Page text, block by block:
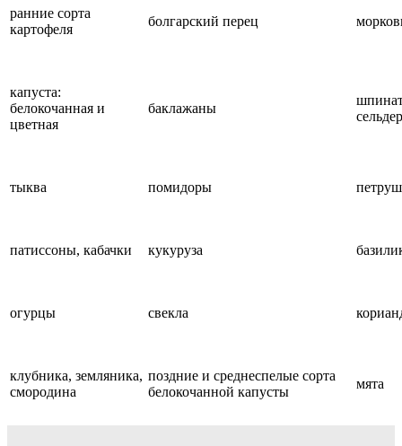
ранние сорта
картофеля
болгарский перец
капуста:
белокочанная и
цветная
баклажаны
тыква помидоры
патиссоны, кабачки кукуруза
огурцы свекла
клубника, земляника,
смородина
поздние и среднеспелые сорта
белокочанной капусты
мята